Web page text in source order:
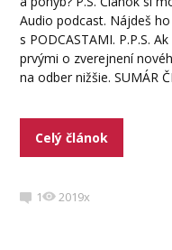
Audio podcast. Nájdeš
s PODCASTAMI. P.P.S.
prvými o zverejnení
na odber nižšie. SUMÁR
Celý článok
1 2019x